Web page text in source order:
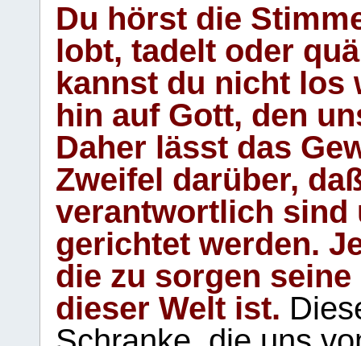
Du hörst die
lobt, tadelt oder
kannst du nicht los
hin auf Gott, den
Daher lässt das
Zweifel darüber,
verantwortlich sind
gerichtet werden.
die zu sorgen
dieser Welt ist.